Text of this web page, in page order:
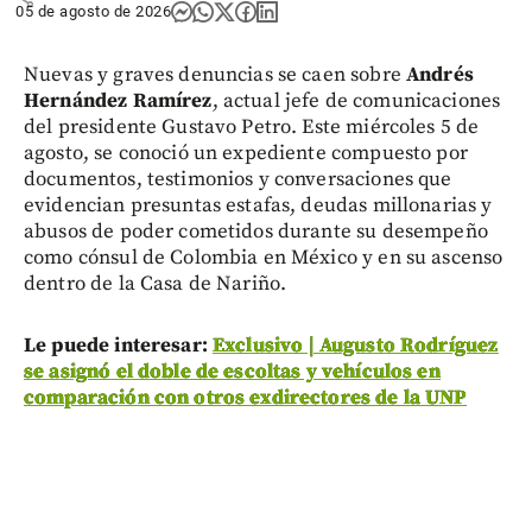
05 de agosto de 2026
Nuevas y graves denuncias se caen sobre Andrés
Hernández Ramírez, actual jefe de comunicaciones
del presidente Gustavo Petro. Este miércoles 5 de
agosto, se conoció un expediente compuesto por
documentos, testimonios y conversaciones que
evidencian presuntas estafas, deudas millonarias y
abusos de poder cometidos durante su desempeño
como cónsul de Colombia en México y en su ascenso
dentro de la Casa de Nariño.
Le puede interesar: Exclusivo | Augusto Rodríguez
se asignó el doble de escoltas y vehículos en
comparación con otros exdirectores de la UNP